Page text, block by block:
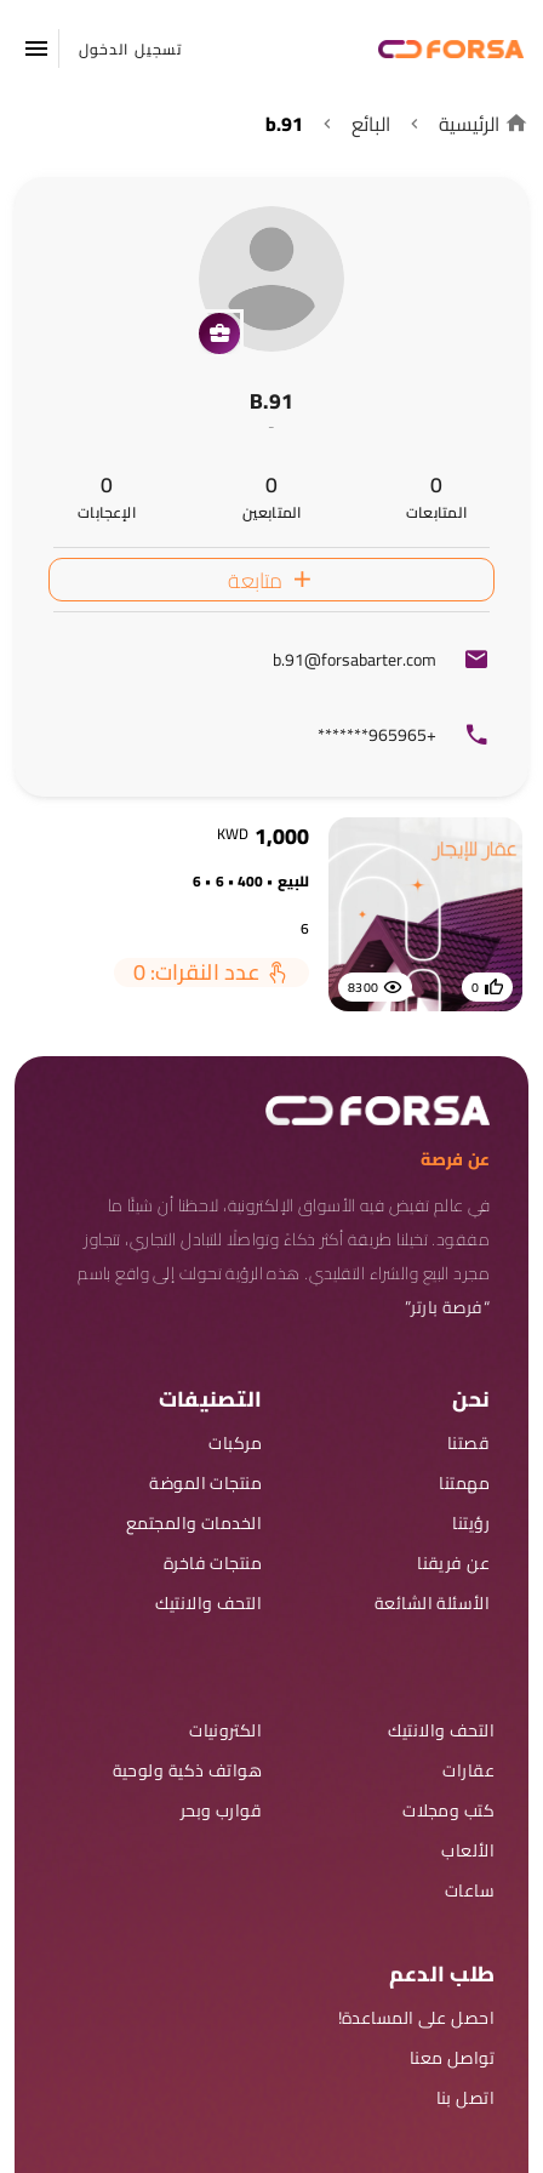
تسجيل الدخول
الرئيسية البائع b.91
B.91
-
0
المتابعات
0
المتابعين
0
الإعجابات
متابعة
b.91@forsabarter.com
+965965*******
8300 0
1,000
KWD
للبيع • 400 • 6 • 6
6
عدد النقرات: 0
عن فرصة
في عالم تفيض فيه الأسواق الإلكترونية، لاحظنا أن شيئًا ما
مفقود. تخيلنا طريقة أكثر ذكاءً وتواصلًا للتبادل التجاري، تتجاوز
مجرد البيع والشراء التقليدي. هذه الرؤية تحولت إلى واقع باسم
“فرصة بارتر”
نحن
قصتنا
مهمتنا
رؤيتنا
عن فريقنا
الأسئلة الشائعة
التصنيفات
مركبات
منتجات الموضة
الخدمات والمجتمع
منتجات فاخرة
التحف والانتيك
التحف والانتيك
عقارات
كتب ومجلات
الألعاب
ساعات
الكترونيات
هواتف ذكية ولوحية
قوارب وبحر
طلب الدعم
احصل على المساعدة!
تواصل معنا
اتصل بنا